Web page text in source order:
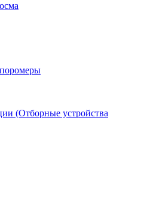
(Отборные устройства